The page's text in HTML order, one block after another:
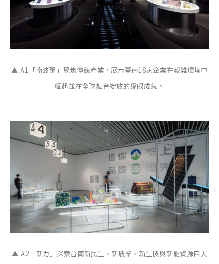
▲ A1「南波萬」聚焦傳統產業，展示臺南18家企業在艱難環境中
崛起並在全球舞台綻放的耀眼成就。
▲ A2「新力」探索台南新民生、新農業、新生技與新能資源四大